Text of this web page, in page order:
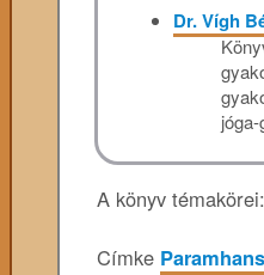
Dr. Vígh
A könyv témakörei:
Címke